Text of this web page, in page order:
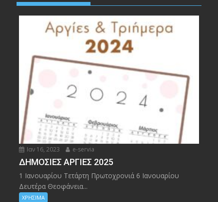
Ιαν 16, 2023 e-servia
ΔΗΜΟΣΙΕΣ ΑΡΓΙΕΣ 2025
1 Ιανουαρίου Τετάρτη Πρωτοχρονιά 6 Ιανουαρίου
Δευτέρα Θεοφάνεια...
ΧΡΗΣΙΜΑ